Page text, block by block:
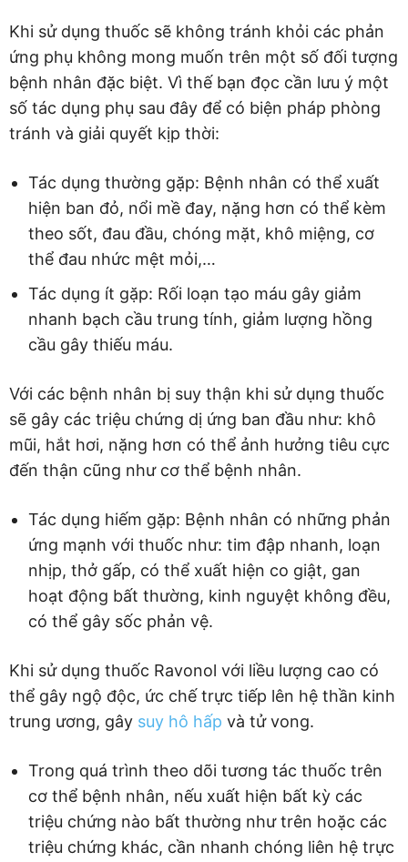
Khi sử dụng thuốc sẽ không tránh khỏi các phản
ứng phụ không mong muốn trên một số đối tượng
bệnh nhân đặc biệt. Vì thế bạn đọc cần lưu ý một
số tác dụng phụ sau đây để có biện pháp phòng
tránh và giải quyết kịp thời:
Tác dụng thường gặp: Bệnh nhân có thể xuất
hiện ban đỏ, nổi mề đay, nặng hơn có thể kèm
theo sốt, đau đầu, chóng mặt, khô miệng, cơ
thể đau nhức mệt mỏi,…
Tác dụng ít gặp: Rối loạn tạo máu gây giảm
nhanh bạch cầu trung tính, giảm lượng hồng
cầu gây thiếu máu.
Với các bệnh nhân bị suy thận khi sử dụng thuốc
sẽ gây các triệu chứng dị ứng ban đầu như: khô
mũi, hắt hơi, nặng hơn có thể ảnh hưởng tiêu cực
đến thận cũng như cơ thể bệnh nhân.
Tác dụng hiếm gặp: Bệnh nhân có những phản
ứng mạnh với thuốc như: tim đập nhanh, loạn
nhịp, thở gấp, có thể xuất hiện co giật, gan
hoạt động bất thường, kinh nguyệt không đều,
có thể gây sốc phản vệ.
Khi sử dụng thuốc Ravonol với liều lượng cao có
thể gây ngộ độc, ức chế trực tiếp lên hệ thần kinh
trung ương, gây suy hô hấp và tử vong.
Trong quá trình theo dõi tương tác thuốc trên
cơ thể bệnh nhân, nếu xuất hiện bất kỳ các
triệu chứng nào bất thường như trên hoặc các
triệu chứng khác, cần nhanh chóng liên hệ trực